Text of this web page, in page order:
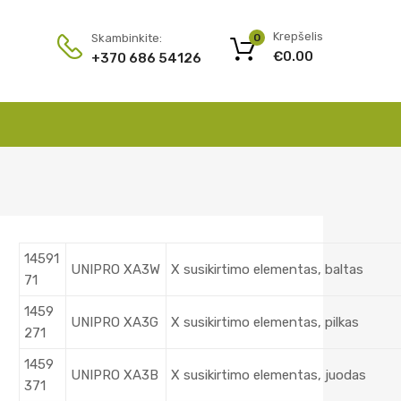
Skambinkite:
+370 686 54126
Krepšelis
€0.00
0
14591
71
UNIPRO XA3W X susikirtimo elementas, baltas
1459
271
UNIPRO XA3G X susikirtimo elementas, pilkas
1459
371
UNIPRO XA3B X susikirtimo elementas, juodas